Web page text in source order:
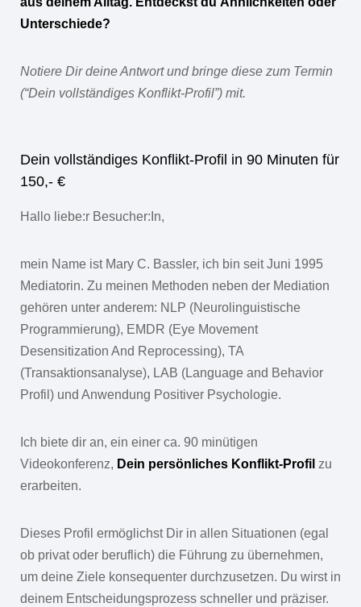
Unterschiede?
Notiere Dir deine Antwort und bringe diese zum Termin
(“Dein vollständiges Konflikt-Profil”) mit.
Dein vollständiges Konflikt-Profil in 90 Minuten für
150,- €
Hallo liebe:r Besucher:In,
mein Name ist Mary C. Bassler, ich bin seit Juni 1995
Mediatorin. Zu meinen Methoden neben der Mediation
gehören unter anderem: NLP (Neurolinguistische
Programmierung), EMDR (Eye Movement
Desensitization And Reprocessing), TA
(Transaktionsanalyse), LAB (Language and Behavior
Profil) und Anwendung Positiver Psychologie.
Ich biete dir an, ein einer ca. 90 minütigen
Videokonferenz, Dein persönliches Konflikt-Profil zu
erarbeiten.
Dieses Profil ermöglichst Dir in allen Situationen (egal
ob privat oder beruflich) die Führung zu übernehmen,
um deine Ziele konsequenter durchzusetzen. Du wirst in
deinem Entscheidungsprozess schneller und präziser.